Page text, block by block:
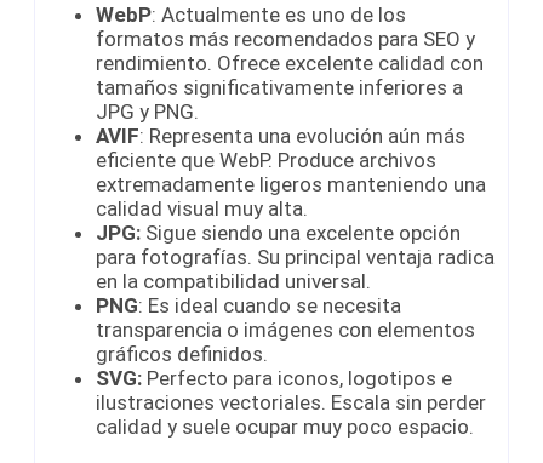
WebP: Actualmente es uno de los
formatos más recomendados para SEO y
rendimiento. Ofrece excelente calidad con
tamaños significativamente inferiores a
JPG y PNG.
AVIF: Representa una evolución aún más
eficiente que WebP. Produce archivos
extremadamente ligeros manteniendo una
calidad visual muy alta.
JPG: Sigue siendo una excelente opción
para fotografías. Su principal ventaja radica
en la compatibilidad universal.
PNG: Es ideal cuando se necesita
transparencia o imágenes con elementos
gráficos definidos.
SVG: Perfecto para iconos, logotipos e
ilustraciones vectoriales. Escala sin perder
calidad y suele ocupar muy poco espacio.